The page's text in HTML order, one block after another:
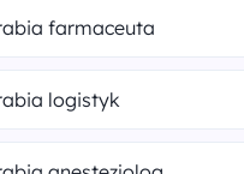
farmaceuta
logistyk